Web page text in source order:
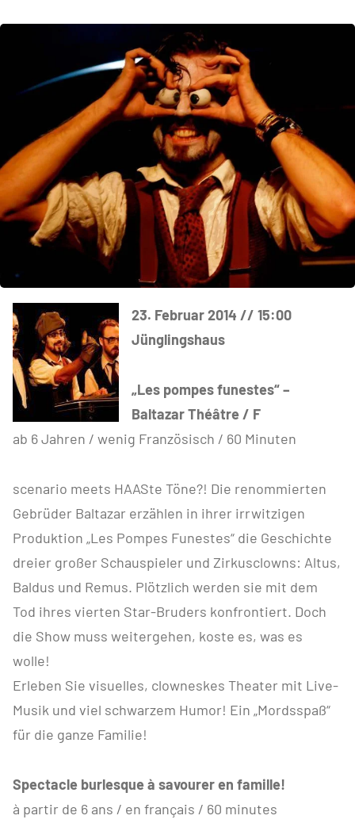
23. Februar 2014 // 15:00
Jünglingshaus
„Les pompes funestes“ –
Baltazar Théâtre / F
ab 6 Jahren / wenig Französisch / 60 Minuten
scenario meets HAASte Töne?! Die renommierten
Gebrüder Baltazar erzählen in ihrer irrwitzigen
Produktion „Les Pompes Funestes“ die Geschichte
dreier großer Schauspieler und Zirkusclowns: Altus,
Baldus und Remus. Plötzlich werden sie mit dem
Tod ihres vierten Star-Bruders konfrontiert. Doch
die Show muss weitergehen, koste es, was es
wolle!
Erleben Sie visuelles, clowneskes Theater mit Live-
Musik und viel schwarzem Humor! Ein „Mordsspaß“
für die ganze Familie!
Spectacle burlesque à savourer en famille!
à partir de 6 ans / en français / 60 minutes